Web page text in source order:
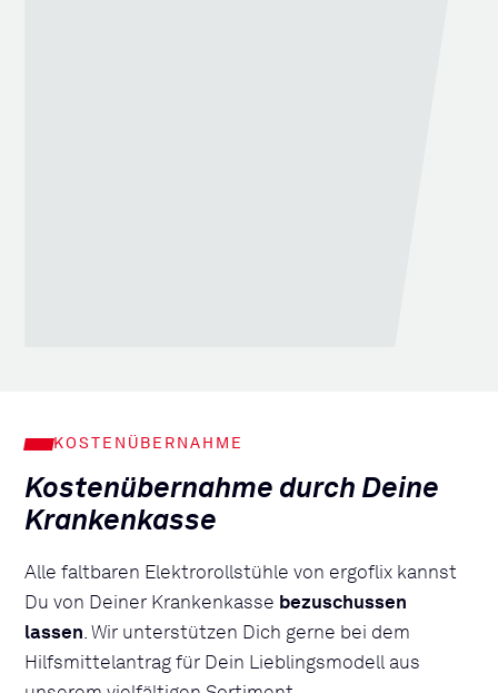
KOSTENÜBERNAHME
Kostenübernahme durch Deine
Krankenkasse
Alle faltbaren Elektrorollstühle von ergoflix kannst
Du von Deiner Krankenkasse bezuschussen
lassen. Wir unterstützen Dich gerne bei dem
Hilfsmittelantrag für Dein Lieblingsmodell aus